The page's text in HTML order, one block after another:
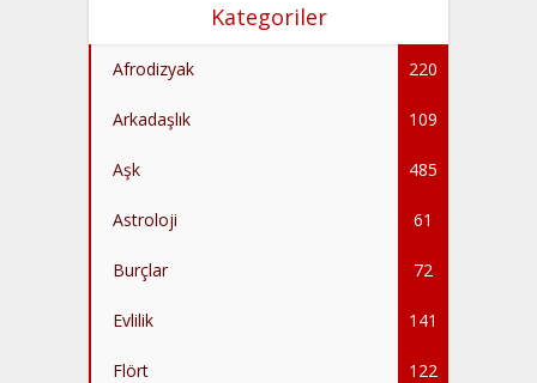
Kategoriler
Afrodizyak 220
Arkadaşlık 109
Aşk 485
Astroloji 61
Burçlar 72
Evlilik 141
Flört 122